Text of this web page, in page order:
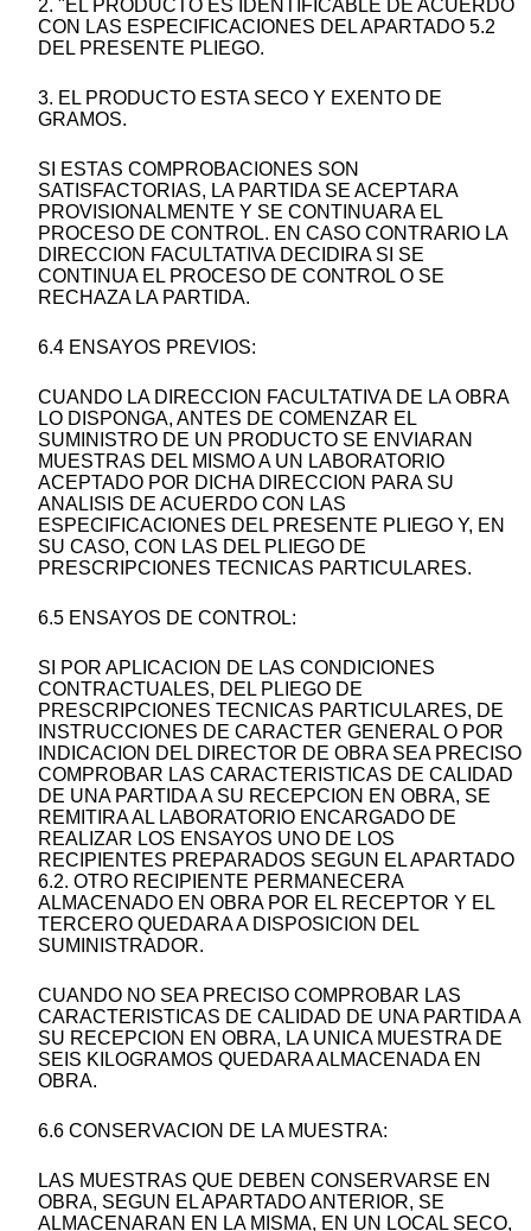
2. "EL PRODUCTO ES IDENTIFICABLE DE ACUERDO
CON LAS ESPECIFICACIONES DEL APARTADO 5.2
DEL PRESENTE PLIEGO.
3. EL PRODUCTO ESTA SECO Y EXENTO DE
GRAMOS.
SI ESTAS COMPROBACIONES SON
SATISFACTORIAS, LA PARTIDA SE ACEPTARA
PROVISIONALMENTE Y SE CONTINUARA EL
PROCESO DE CONTROL. EN CASO CONTRARIO LA
DIRECCION FACULTATIVA DECIDIRA SI SE
CONTINUA EL PROCESO DE CONTROL O SE
RECHAZA LA PARTIDA.
6.4 ENSAYOS PREVIOS:
CUANDO LA DIRECCION FACULTATIVA DE LA OBRA
LO DISPONGA, ANTES DE COMENZAR EL
SUMINISTRO DE UN PRODUCTO SE ENVIARAN
MUESTRAS DEL MISMO A UN LABORATORIO
ACEPTADO POR DICHA DIRECCION PARA SU
ANALISIS DE ACUERDO CON LAS
ESPECIFICACIONES DEL PRESENTE PLIEGO Y, EN
SU CASO, CON LAS DEL PLIEGO DE
PRESCRIPCIONES TECNICAS PARTICULARES.
6.5 ENSAYOS DE CONTROL:
SI POR APLICACION DE LAS CONDICIONES
CONTRACTUALES, DEL PLIEGO DE
PRESCRIPCIONES TECNICAS PARTICULARES, DE
INSTRUCCIONES DE CARACTER GENERAL O POR
INDICACION DEL DIRECTOR DE OBRA SEA PRECISO
COMPROBAR LAS CARACTERISTICAS DE CALIDAD
DE UNA PARTIDA A SU RECEPCION EN OBRA, SE
REMITIRA AL LABORATORIO ENCARGADO DE
REALIZAR LOS ENSAYOS UNO DE LOS
RECIPIENTES PREPARADOS SEGUN EL APARTADO
6.2. OTRO RECIPIENTE PERMANECERA
ALMACENADO EN OBRA POR EL RECEPTOR Y EL
TERCERO QUEDARA A DISPOSICION DEL
SUMINISTRADOR.
CUANDO NO SEA PRECISO COMPROBAR LAS
CARACTERISTICAS DE CALIDAD DE UNA PARTIDA A
SU RECEPCION EN OBRA, LA UNICA MUESTRA DE
SEIS KILOGRAMOS QUEDARA ALMACENADA EN
OBRA.
6.6 CONSERVACION DE LA MUESTRA:
LAS MUESTRAS QUE DEBEN CONSERVARSE EN
OBRA, SEGUN EL APARTADO ANTERIOR, SE
ALMACENARAN EN LA MISMA, EN UN LOCAL SECO,